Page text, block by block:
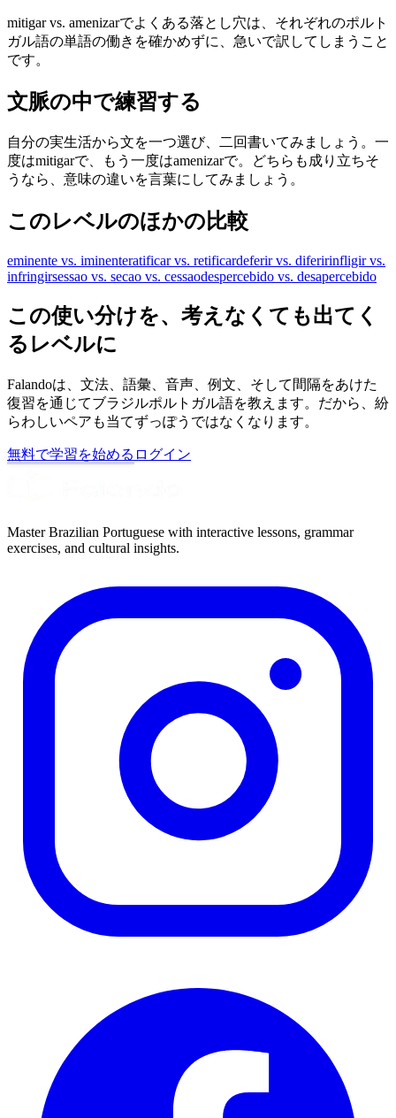
mitigar vs. amenizarでよくある落とし穴は、それぞれのポルト
ガル語の単語の働きを確かめずに、急いで訳してしまうこと
です。
文脈の中で練習する
自分の実生活から文を一つ選び、二回書いてみましょう。一
度はmitigarで、もう一度はamenizarで。どちらも成り立ちそ
うなら、意味の違いを言葉にしてみましょう。
このレベルのほかの比較
eminente vs. iminenteratificar vs. retificardeferir vs. diferirinfligir vs.
infringirsessao vs. secao vs. cessaodespercebido vs. desapercebido
この使い分けを、考えなくても出てく
るレベルに
Falandoは、文法、語彙、音声、例文、そして間隔をあけた
復習を通じてブラジルポルトガル語を教えます。だから、紛
らわしいペアも当てずっぽうではなくなります。
無料で学習を始める ログイン
Master Brazilian Portuguese with interactive lessons, grammar
exercises, and cultural insights.